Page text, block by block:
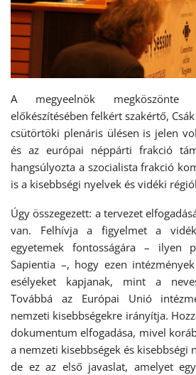
A megyeelnök megköszönte
előkészítésében felkért szakértő,
csütörtöki plenáris ülésen is jelen
és az európai néppárti frakció
hangsúlyozta a szocialista frakció
is a kisebbségi nyelvek és vidéki
Úgy összegezett: a tervezet
van. Felhívja a figyelmet a
egyetemek fontosságára – ilyen
Sapientia –, hogy ezen
esélyeket kapjanak, mint a
Továbbá az Európai Unió
nemzeti kisebbségekre irányítja.
dokumentum elfogadása, mivel
a nemzeti kisebbségek és kisebbségi
de ez az első javaslat, amelyet